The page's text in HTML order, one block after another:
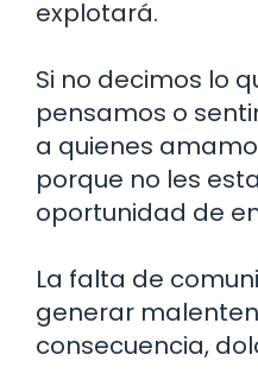
explotará.
Si no decimos lo
pensamos o
a quienes
porque no les
oportunidad de
La falta de
generar
consecuencia,